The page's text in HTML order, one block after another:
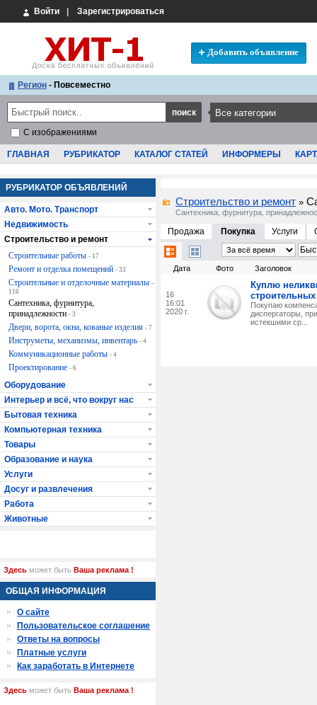
Войти Зарегистрироваться
Добавить объявление
Регион - Повсеместно
С изображениями
ГЛАВНАЯ РУБРИКАТОР КАТАЛОГ СТАТЕЙ ИНФОРМЕРЫ
Строительство и ремонт »
Сантехника, фурнитура,
Продажа Покупка Услуги
Дата Фото Заголовок
16
16:01
2020 г.
Куплю
Покупаю
диспергаторы,
истекшими ср...
РУБРИКАТОР ОБЪЯВЛЕНИЙ
Авто. Мото. Транспорт
Недвижимость
Строительство и ремонт
Строительные работы - 17
Ремонт и отделка помещений - 33
Строительные и отделочные материалы -
116
Сантехника, фурнитура,
принадлежности - 3
Двери, ворота, окна, кованые изделия - 7
Инструметы, механизмы, инвентарь - 4
Коммуникационные работы - 4
Проектирование - 6
Оборудование
Интерьер и всё, что вокруг нас
Бытовая техника
Компьютерная техника
Товары
Образование и наука
Услуги
Досуг и развлечения
Работа
Животные
Здесь может быть Ваша реклама !
ОБЩАЯ ИНФОРМАЦИЯ
О сайте
Пользовательское соглашение
Ответы на вопросы
Платные услуги
Как заработать в Интернете
Здесь может быть Ваша реклама !